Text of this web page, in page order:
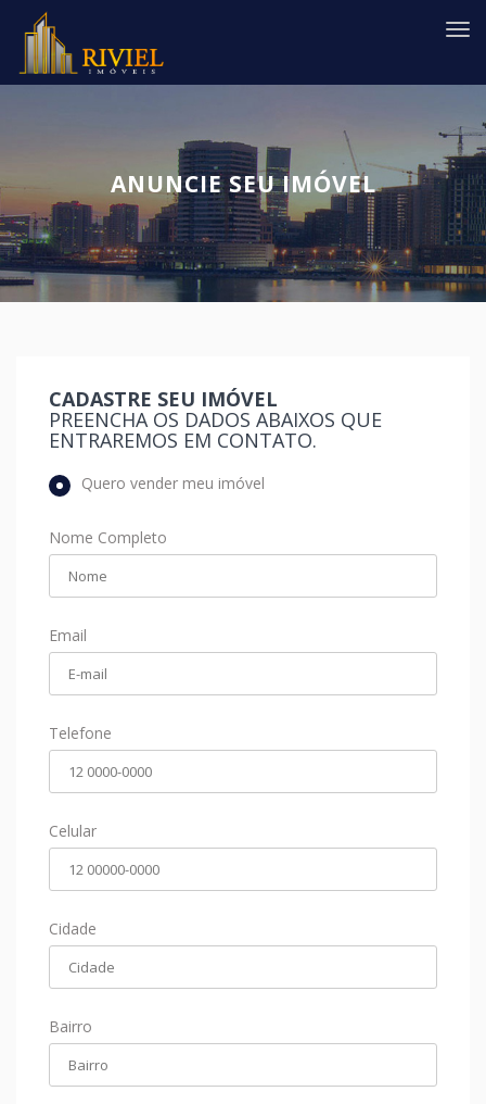
#
ANUNCIE SEU IMÓVEL
CADASTRE SEU IMÓVEL
PREENCHA OS DADOS ABAIXOS QUE
ENTRAREMOS EM CONTATO.
Quero vender meu imóvel
Nome Completo
Email
Telefone
Celular
Cidade
Bairro